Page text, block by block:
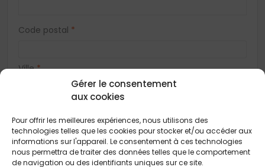
Gérer le consentement
aux cookies
Pour offrir les meilleures expériences, nous utilisons des
technologies telles que les cookies pour stocker et/ou accéder aux
informations sur l'appareil. Le consentement à ces technologies
nous permettra de traiter des données telles que le comportement
de navigation ou des identifiants uniques sur ce site.
Code postal *
Ville*
similaires de la part de Construction Horizontale
Vous acceptez de recevoir des offres concernant des biens
similaires de la part de nos partenaires